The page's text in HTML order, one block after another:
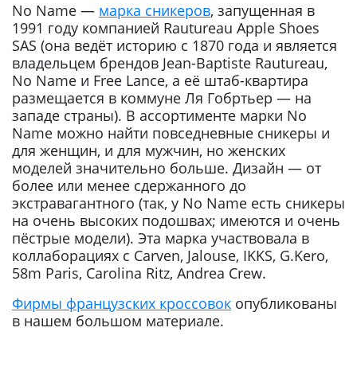
No Name — марка сникеров, запущенная в
1991 году компанией Rautureau Apple Shoes
SAS (она ведёт историю с 1870 года и является
владельцем брендов Jean-Baptiste Rautureau,
No Name и Free Lance, а её штаб-квартира
размещается в коммуне Ля Гобртьер — на
западе страны). В ассортименте марки No
Name можно найти повседневные сникеры и
для женщин, и для мужчин, но женских
моделей значительно больше. Дизайн — от
более или менее сдержанного до
экстравагантного (так, у No Name есть сникеры
на очень высоких подошвах; имеются и очень
пёстрые модели). Эта марка участвовала в
коллаборациях с Carven, Jalouse, IKKS, G.Kero,
58m Paris, Carolina Ritz, Andrea Crew.
Фирмы французских кроссовок опубликованы
в нашем большом материале.